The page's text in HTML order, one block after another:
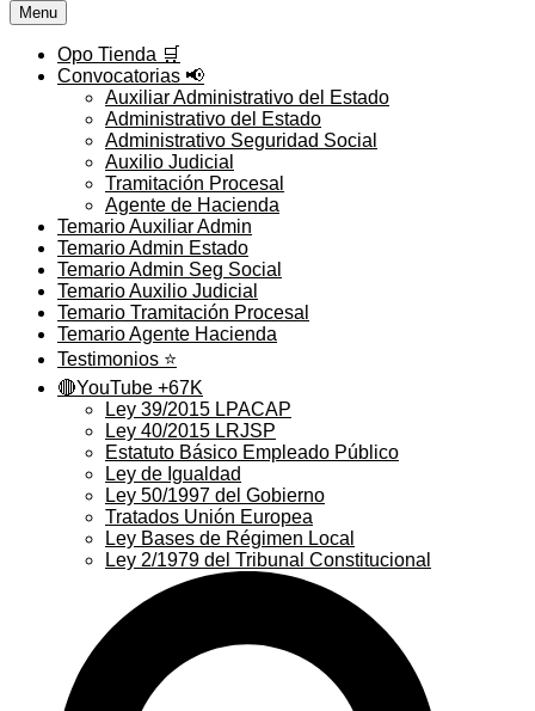
Menu
Opo Tienda 🛒
Convocatorias 📢
Auxiliar Administrativo del Estado
Administrativo del Estado
Administrativo Seguridad Social
Auxilio Judicial
Tramitación Procesal
Agente de Hacienda
Temario Auxiliar Admin
Temario Admin Estado
Temario Admin Seg Social
Temario Auxilio Judicial
Temario Tramitación Procesal
Temario Agente Hacienda
Testimonios ⭐️
🔴YouTube +67K
Ley 39/2015 LPACAP
Ley 40/2015 LRJSP
Estatuto Básico Empleado Público
Ley de Igualdad
Ley 50/1997 del Gobierno
Tratados Unión Europea
Ley Bases de Régimen Local
Ley 2/1979 del Tribunal Constitucional